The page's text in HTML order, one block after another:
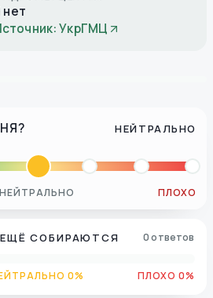
УкрГМЦ
НЕЙТРАЛЬНО
НЕЙТРАЛЬНО ПЛОХО
СОБИРАЮТСЯ 0 ответов
0% ПЛОХО 0%